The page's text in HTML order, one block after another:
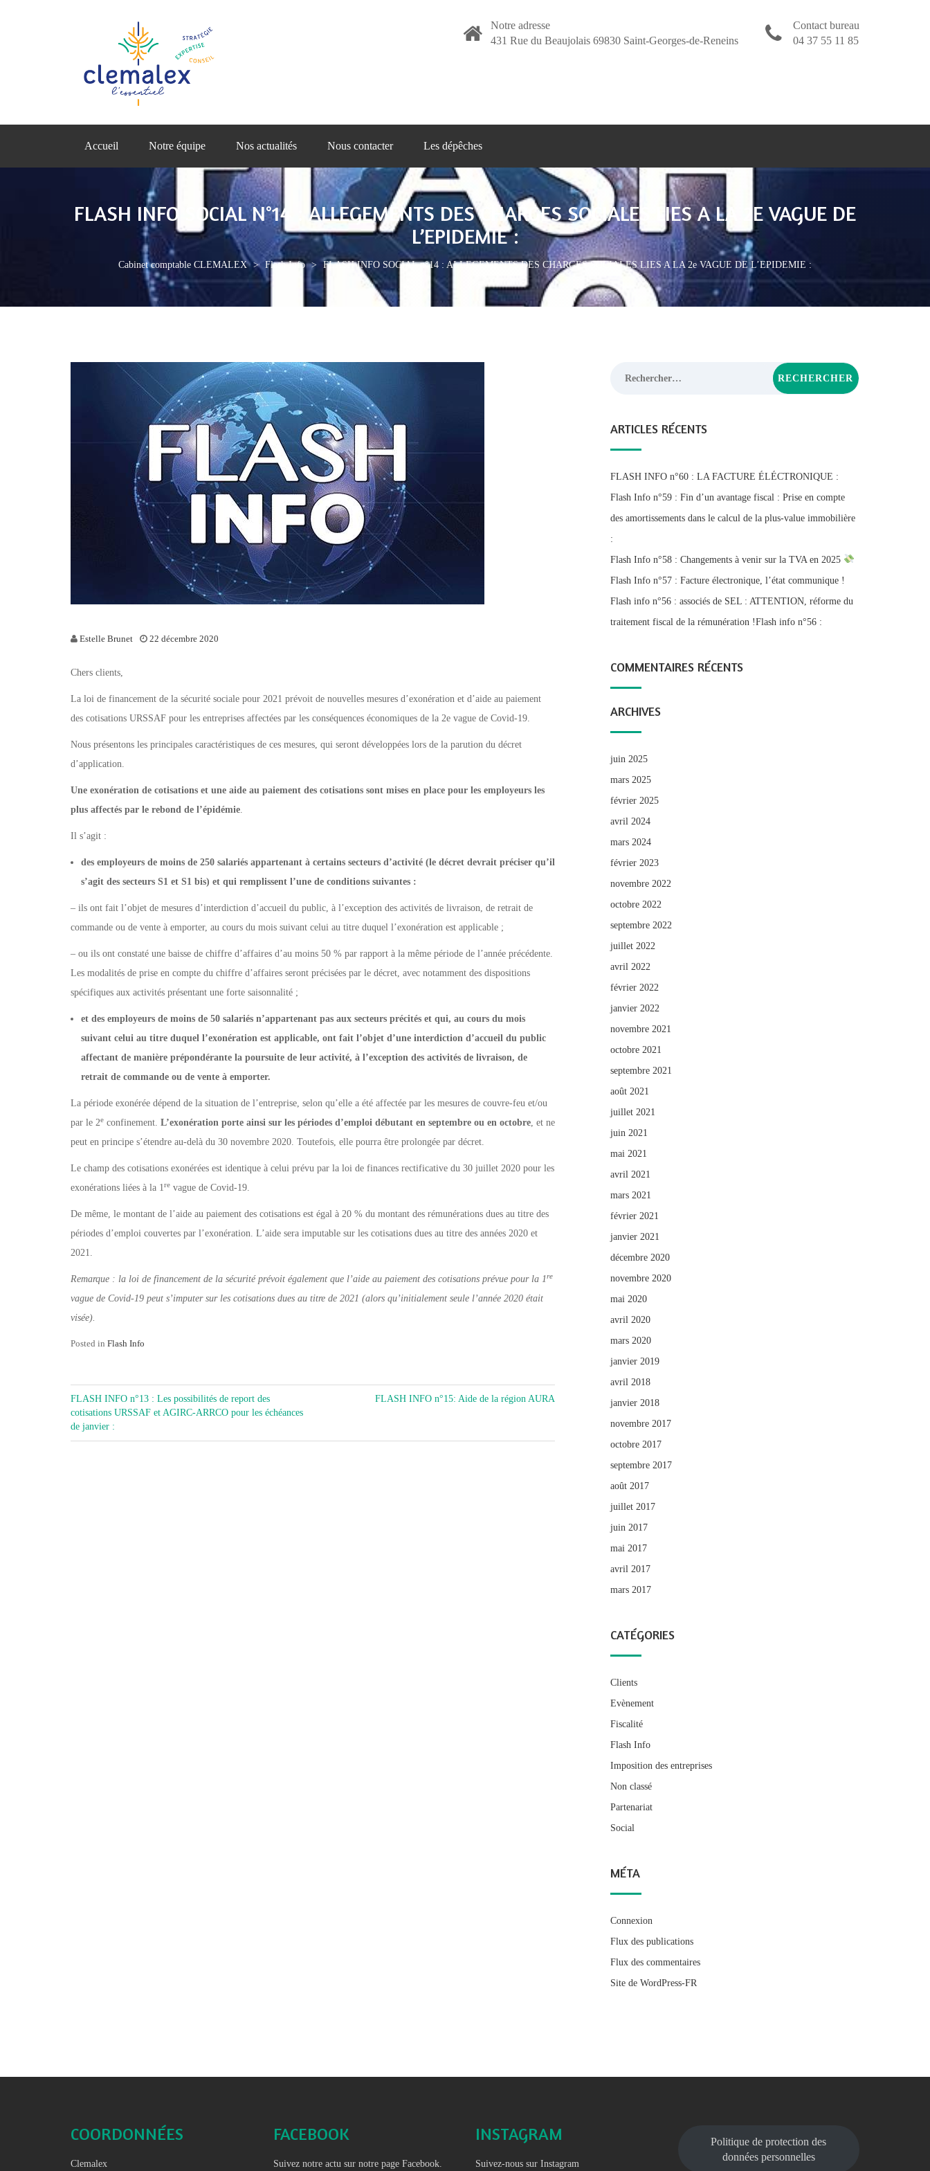
Notre adresse
431 Rue du Beaujolais 69830 Saint-Georges-de-Reneins
Contact bureau
04 37 55 11 85
Accueil Notre équipe Nos actualités Nous contacter Les dépêches
FLASH INFO SOCIAL N°14 : ALLEGEMENTS DES CHARGES SOCIALES LIES A LA 2E VAGUE DE
L’EPIDEMIE :
Cabinet comptable CLEMALEX > Flash Info > FLASH INFO SOCIAL n°14 : ALLEGEMENTS DES CHARGES SOCIALES LIES A LA 2e VAGUE DE L’EPIDEMIE :
Estelle Brunet 22 décembre 2020
Chers clients,
La loi de financement de la sécurité sociale pour 2021 prévoit de nouvelles mesures d’exonération et d’aide au paiement
des cotisations URSSAF pour les entreprises affectées par les conséquences économiques de la 2e vague de Covid-19.
Nous présentons les principales caractéristiques de ces mesures, qui seront développées lors de la parution du décret
d’application.
Une exonération de cotisations et une aide au paiement des cotisations sont mises en place pour les employeurs les
plus affectés par le rebond de l’épidémie.
Il s’agit :
des employeurs de moins de 250 salariés appartenant à certains secteurs d’activité (le décret devrait préciser qu’il
s’agit des secteurs S1 et S1 bis) et qui remplissent l’une de conditions suivantes :
– ils ont fait l’objet de mesures d’interdiction d’accueil du public, à l’exception des activités de livraison, de retrait de
commande ou de vente à emporter, au cours du mois suivant celui au titre duquel l’exonération est applicable ;
– ou ils ont constaté une baisse de chiffre d’affaires d’au moins 50 % par rapport à la même période de l’année précédente.
Les modalités de prise en compte du chiffre d’affaires seront précisées par le décret, avec notamment des dispositions
spécifiques aux activités présentant une forte saisonnalité ;
et des employeurs de moins de 50 salariés n’appartenant pas aux secteurs précités et qui, au cours du mois
suivant celui au titre duquel l’exonération est applicable, ont fait l’objet d’une interdiction d’accueil du public
affectant de manière prépondérante la poursuite de leur activité, à l’exception des activités de livraison, de
retrait de commande ou de vente à emporter.
La période exonérée dépend de la situation de l’entreprise, selon qu’elle a été affectée par les mesures de couvre-feu et/ou
par le 2e confinement. L’exonération porte ainsi sur les périodes d’emploi débutant en septembre ou en octobre, et ne
peut en principe s’étendre au-delà du 30 novembre 2020. Toutefois, elle pourra être prolongée par décret.
Le champ des cotisations exonérées est identique à celui prévu par la loi de finances rectificative du 30 juillet 2020 pour les
exonérations liées à la 1re vague de Covid-19.
De même, le montant de l’aide au paiement des cotisations est égal à 20 % du montant des rémunérations dues au titre des
périodes d’emploi couvertes par l’exonération. L’aide sera imputable sur les cotisations dues au titre des années 2020 et
2021.
Remarque : la loi de financement de la sécurité prévoit également que l’aide au paiement des cotisations prévue pour la 1re
vague de Covid-19 peut s’imputer sur les cotisations dues au titre de 2021 (alors qu’initialement seule l’année 2020 était
visée).
Posted in Flash Info
NAVIGATION
DE
L’ARTICLE
FLASH INFO n°13 : Les possibilités de report des
cotisations URSSAF et AGIRC-ARRCO pour les échéances
de janvier :
FLASH INFO n°15: Aide de la région AURA
ARTICLES RÉCENTS
FLASH INFO n°60 : LA FACTURE ÉLÉCTRONIQUE :
Flash Info n°59 : Fin d’un avantage fiscal : Prise en compte
des amortissements dans le calcul de la plus-value immobilière
:
Flash Info n°58 : Changements à venir sur la TVA en 2025
Flash Info n°57 : Facture électronique, l’état communique !
Flash info n°56 : associés de SEL : ATTENTION, réforme du
traitement fiscal de la rémunération !Flash info n°56 :
COMMENTAIRES RÉCENTS
ARCHIVES
juin 2025
mars 2025
février 2025
avril 2024
mars 2024
février 2023
novembre 2022
octobre 2022
septembre 2022
juillet 2022
avril 2022
février 2022
janvier 2022
novembre 2021
octobre 2021
septembre 2021
août 2021
juillet 2021
juin 2021
mai 2021
avril 2021
mars 2021
février 2021
janvier 2021
décembre 2020
novembre 2020
mai 2020
avril 2020
mars 2020
janvier 2019
avril 2018
janvier 2018
novembre 2017
octobre 2017
septembre 2017
août 2017
juillet 2017
juin 2017
mai 2017
avril 2017
mars 2017
CATÉGORIES
Clients
Evènement
Fiscalité
Flash Info
Imposition des entreprises
Non classé
Partenariat
Social
MÉTA
Connexion
Flux des publications
Flux des commentaires
Site de WordPress-FR
COORDONNÉES
Clemalex
FACEBOOK
Suivez notre actu sur notre page Facebook.
INSTAGRAM
Suivez-nous sur Instagram
Politique de protection des
données personnelles